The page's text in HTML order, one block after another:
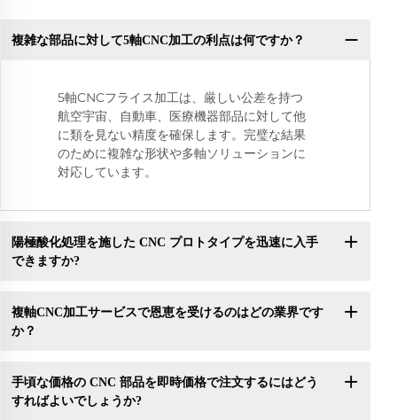
複雑な部品に対して5軸CNC加工の利点は何ですか？
5軸CNCフライス加工は、厳しい公差を持つ
航空宇宙、自動車、医療機器部品に対して他
に類を見ない精度を確保します。完璧な結果
のために複雑な形状や多軸ソリューションに
対応しています。
陽極酸化処理を施した CNC プロトタイプを迅速に入手
できますか?
複軸CNC加工サービスで恩恵を受けるのはどの業界です
か？
手頃な価格の CNC 部品を即時価格で注文するにはどう
すればよいでしょうか?